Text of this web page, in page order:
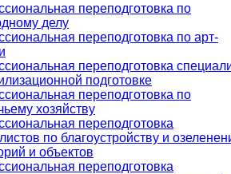
переподготовка по
делу
переподготовка по арт-
переподготовка
подготовке
переподготовка по
хозяйству
переподготовка
по благоустройству и
и объектов
переподготовка